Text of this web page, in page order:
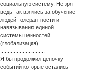
социальную систему. Не зря
ведь так взялись за обучение
людей толерантности и
навязыванию единой
системы ценностей
(глобализация)
..............................
Я бы продолжил цепочку
событий которые остались